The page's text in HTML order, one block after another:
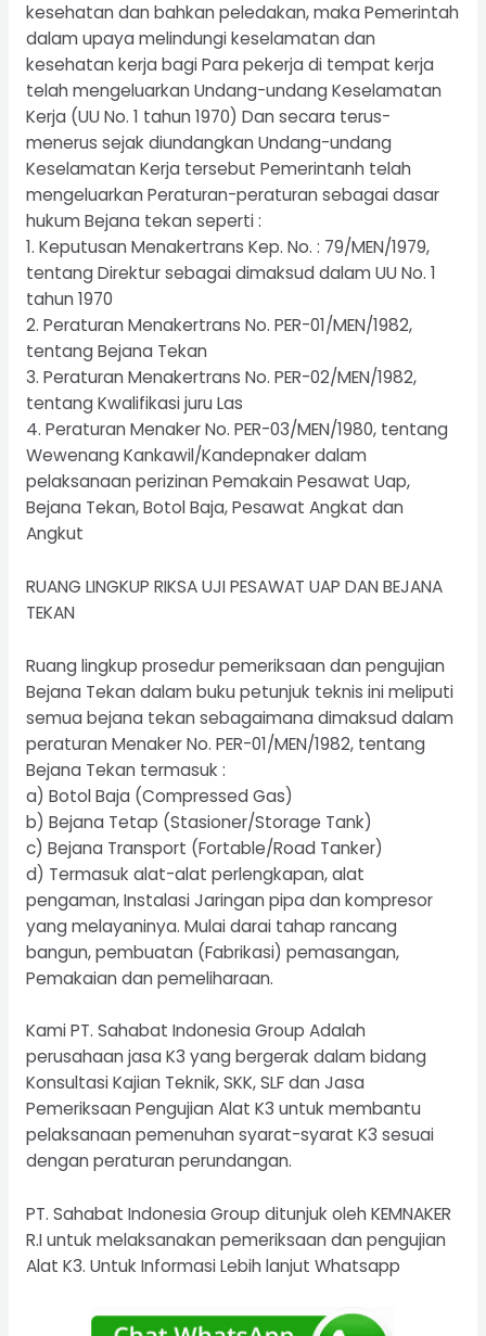
kesehatan dan bahkan peledakan, maka Pemerintah
dalam upaya melindungi keselamatan dan
kesehatan kerja bagi Para pekerja di tempat kerja
telah mengeluarkan Undang-undang Keselamatan
Kerja (UU No. 1 tahun 1970) Dan secara terus-
menerus sejak diundangkan Undang-undang
Keselamatan Kerja tersebut Pemerintanh telah
mengeluarkan Peraturan-peraturan sebagai dasar
hukum Bejana tekan seperti :
1. Keputusan Menakertrans Kep. No. : 79/MEN/1979,
tentang Direktur sebagai dimaksud dalam UU No. 1
tahun 1970
2. Peraturan Menakertrans No. PER-01/MEN/1982,
tentang Bejana Tekan
3. Peraturan Menakertrans No. PER-02/MEN/1982,
tentang Kwalifikasi juru Las
4. Peraturan Menaker No. PER-03/MEN/1980, tentang
Wewenang Kankawil/Kandepnaker dalam
pelaksanaan perizinan Pemakain Pesawat Uap,
Bejana Tekan, Botol Baja, Pesawat Angkat dan
Angkut
RUANG LINGKUP RIKSA UJI PESAWAT UAP DAN BEJANA
TEKAN
Ruang lingkup prosedur pemeriksaan dan pengujian
Bejana Tekan dalam buku petunjuk teknis ini meliputi
semua bejana tekan sebagaimana dimaksud dalam
peraturan Menaker No. PER-01/MEN/1982, tentang
Bejana Tekan termasuk :
a) Botol Baja (Compressed Gas)
b) Bejana Tetap (Stasioner/Storage Tank)
c) Bejana Transport (Fortable/Road Tanker)
d) Termasuk alat-alat perlengkapan, alat
pengaman, Instalasi Jaringan pipa dan kompresor
yang melayaninya. Mulai darai tahap rancang
bangun, pembuatan (Fabrikasi) pemasangan,
Pemakaian dan pemeliharaan.
Kami PT. Sahabat Indonesia Group Adalah
perusahaan jasa K3 yang bergerak dalam bidang
Konsultasi Kajian Teknik, SKK, SLF dan Jasa
Pemeriksaan Pengujian Alat K3 untuk membantu
pelaksanaan pemenuhan syarat-syarat K3 sesuai
dengan peraturan perundangan.
PT. Sahabat Indonesia Group ditunjuk oleh KEMNAKER
R.I untuk melaksanakan pemeriksaan dan pengujian
Alat K3. Untuk Informasi Lebih lanjut Whatsapp